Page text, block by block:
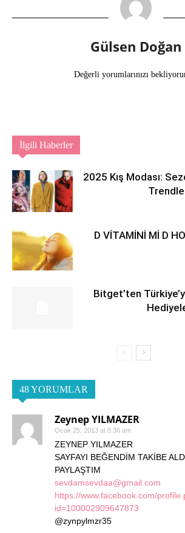
Gülsen Doğan
Değerli yorumlarınızı
İlgili Haberler
2025 Kış Modası:
D VİTAMİNİ Mİ D
Bitget’ten
48 YORUMLAR
Zeynep YILMAZER
Ocak 25, 2013 at 8:36 am
ZEYNEP YILMAZER
SAYFAYI BEĞENDİM TAKİBE
PAYLAŞTIM
sevdamsevdaa@gmail.com
https://www.facebook.com/
id=100002909647873
@zynpylmzr35